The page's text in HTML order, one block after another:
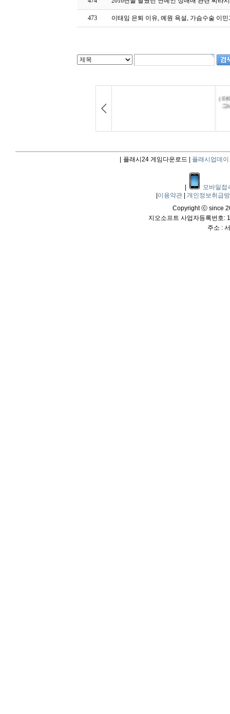
473 이태임 은퇴 이유, 예원 욕설, 가슴수술 이
플래시24 게임다운로드 | 플래시업데이
모바일접
이용약관
개인정보취급
Copyright ⓒ since
지오소프트 사업자등록번호:
주소 :